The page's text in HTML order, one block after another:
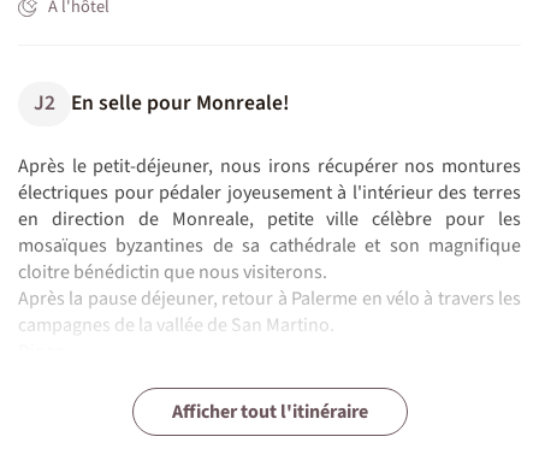
À l'hôtel
J2 En selle pour Monreale!
Après le petit-déjeuner, nous irons récupérer nos montures
électriques pour pédaler joyeusement à l'intérieur des terres
en direction de Monreale, petite ville célèbre pour les
mosaïques byzantines de sa cathédrale et son magnifique
cloitre bénédictin que nous visiterons.
Après la pause déjeuner, retour à Palerme en vélo à travers les
campagnes de la vallée de San Martino.
Trekking Ustica
Snorkeling et canoe
Entre réserve naturelle et ruines antiques
À vos pagaies
Arriverderci bella Sicilia
Afficher tout l'itinéraire